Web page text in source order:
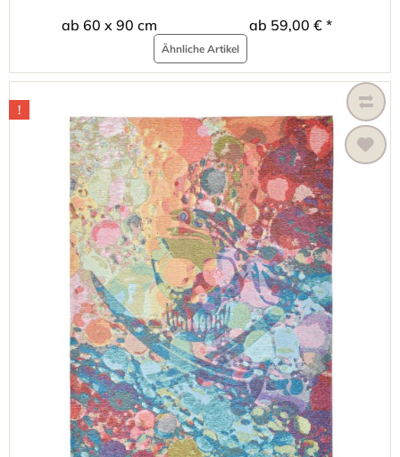
ab 60 x 90 cm ab 59,00 € *
Ähnliche Artikel
!